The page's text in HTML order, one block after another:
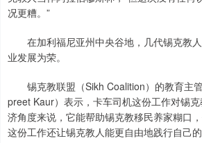
况更糟。”
在加利福尼亚州中央谷地，几代锡克教
业发展为荣。
锡克教联盟（Sikh Coalition）的教育主
preet Kaur）表示，卡车司机这份工作对锡
济角度来说，它能帮助锡克教移民养家糊口
这份工作还让锡克教人能更自由地践行自己的